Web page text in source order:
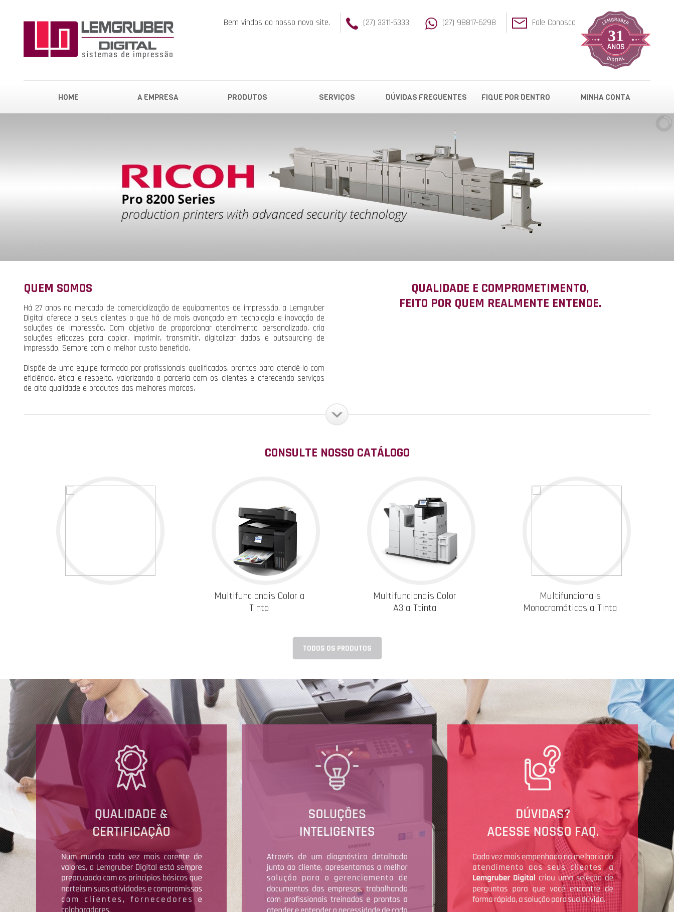
31
Fale Conosco
(27) 98817-6298
(27) 3311-5333
Bem vindos ao nosso novo site.
HOME A EMPRESA PRODUTOS SERVIÇOS DÚVIDAS FREGUENTES FIQUE POR DENTRO MINHA CONTA
QUEM SOMOS
Há 27 anos no mercado de comercialização de equipamentos de impressão, a Lemgruber
Digital oferece a seus clientes o que há de mais avançado em tecnologia e inovação de
soluções de impressão. Com objetivo de proporcionar atendimento personalizado, cria
soluções eficazes para copiar, imprimir, transmitir, digitalizar dados e outsourcing de
impressão. Sempre com o melhor custo beneficio.
Dispõe de uma equipe formada por profissionais qualificados, prontos para atendê-lo com
eficiência, ética e respeito, valorizando a parceria com os clientes e oferecendo serviços
de alta qualidade e produtos das melhores marcas.
QUALIDADE E COMPROMETIMENTO,
FEITO POR QUEM REALMENTE ENTENDE.
CONSULTE NOSSO CATÁLOGO